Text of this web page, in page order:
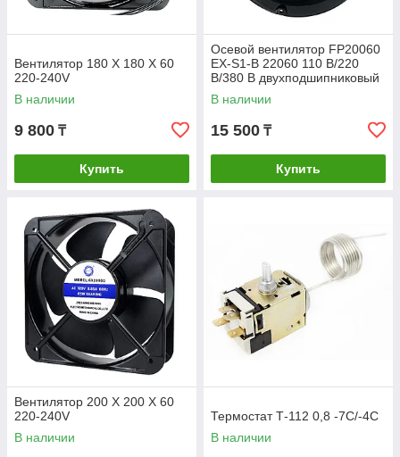
Вентилятор 180 Х 180 Х 60
220-240V
В наличии
9 800 ₸
Купить
Осевой вентилятор FP20060
EX-S1-B 22060 110 В/220
В/380 В двухподшипниковый
промышленный
В наличии
15 500 ₸
Купить
Вентилятор 200 Х 200 Х 60
220-240V
В наличии
Термостат Т-112 0,8 -7С/-4С
В наличии